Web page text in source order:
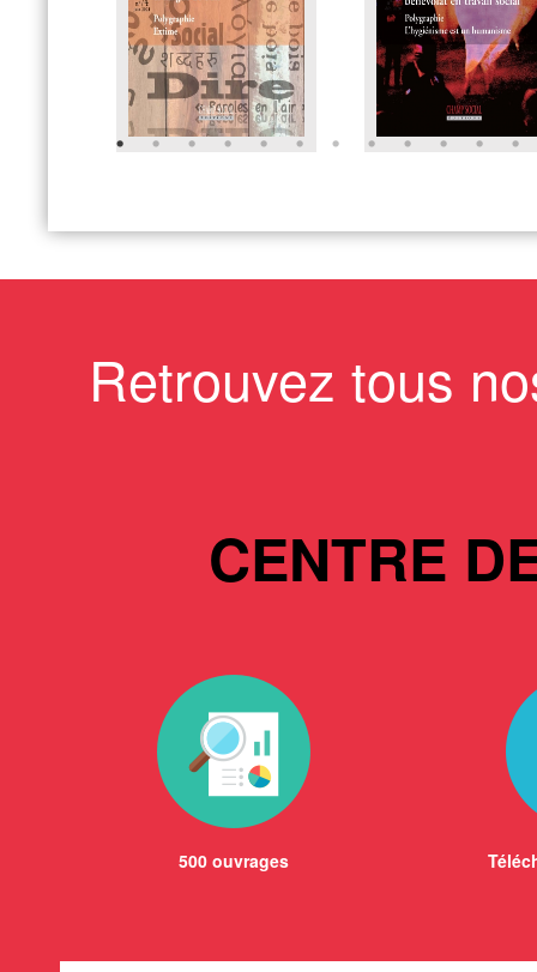
Retrouvez tous
CENTRE
500 ouvrages